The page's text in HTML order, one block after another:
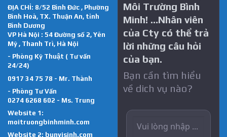
ĐỊA CHỈ: 8/52 Bình Đức , Phường
Bình Hoà, TX. Thuận An, tỉnh
Bình Dương
VP Hà Nội : 54 Đường số 2, Yên
Mỹ , Thanh Trì, Hà Nội
- Phòng Kỹ Thuật ( Tư vấn
24/24)
0917 34 75 78 - Mr. Thành
- Phòng Tư Vấn
0274 6268 602 - Ms. Trung
Website 1:
moitruongbinhminh.com
Website 2: bunvisinh.com
Môi Trường Bình
Minh! …Nhân viên
của Cty có thể trả
lời những câu hỏi
của bạn.
Bạn cần tìm hiểu
về dich vụ nào?